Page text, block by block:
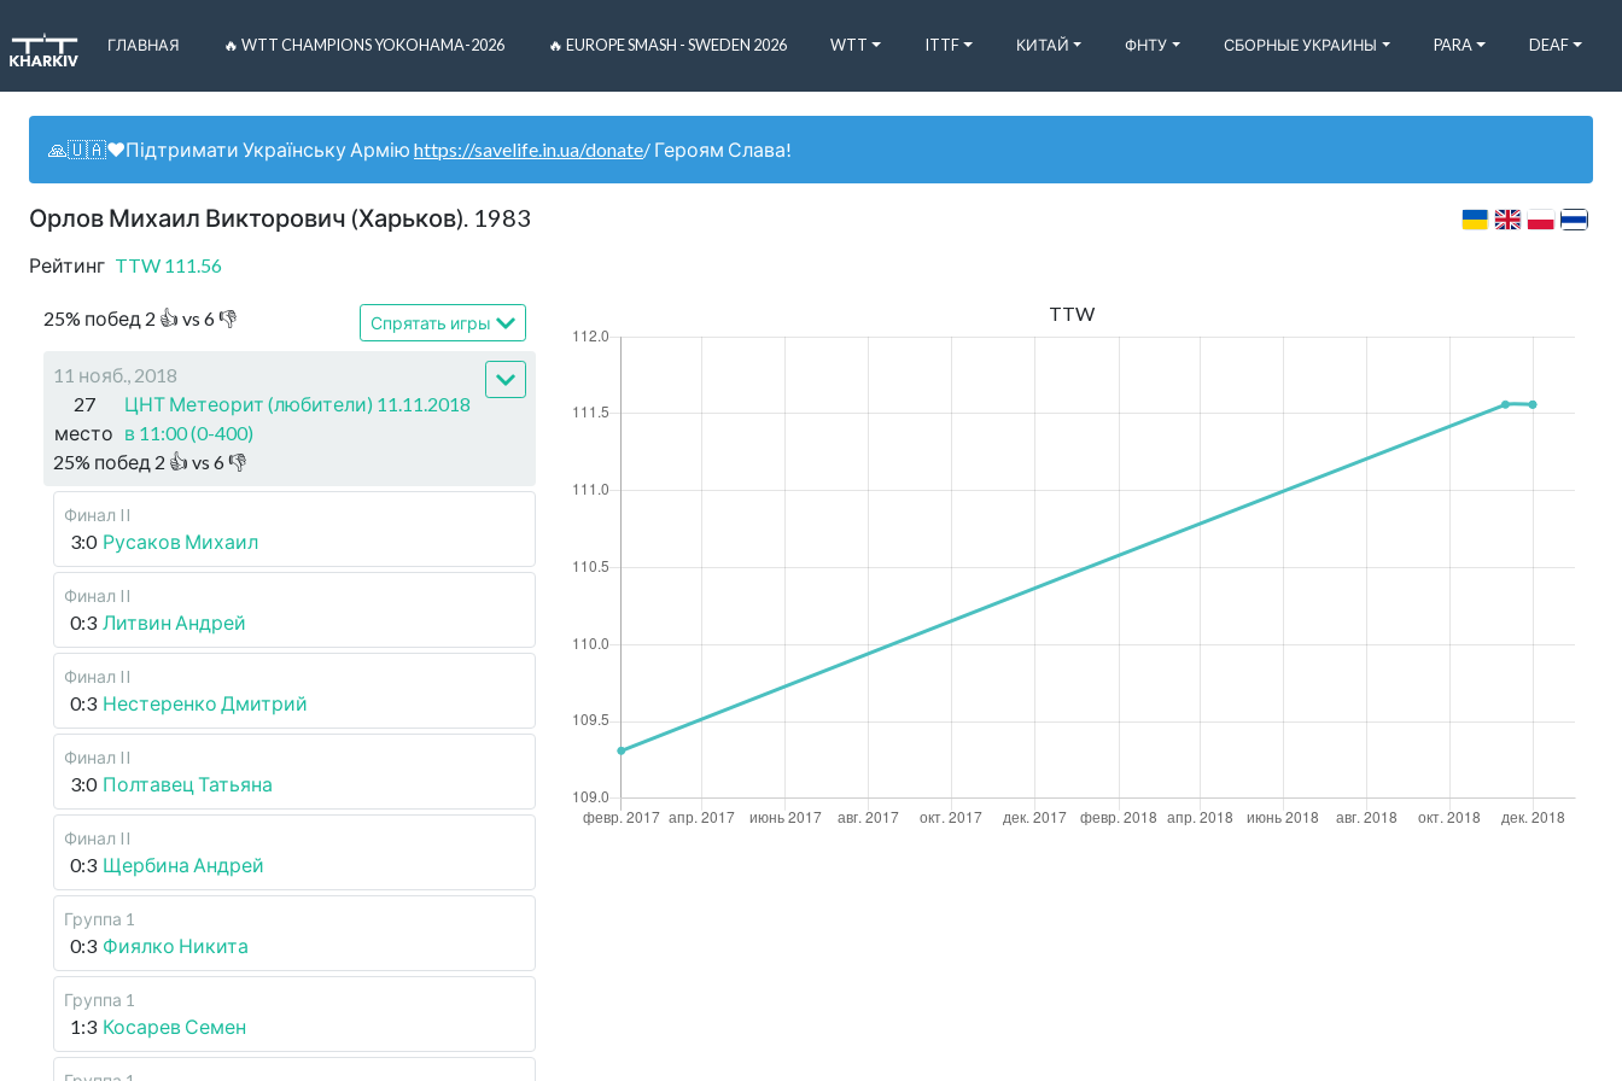
ГЛАВНАЯ 🔥 WTT CHAMPIONS YOKOHAMA-2026 🔥 EUROPE SMASH - SWEDEN 2026 WTT ITTF КИТАЙ ФНТУ СБОРНЫЕ УКРАИНЫ PARA DEAF
🙏🇺🇦❤️Підтримати Українську Армію https://savelife.in.ua/donate/ Героям Слава!
Орлов Михаил Викторович (Харьков). 1983
Рейтинг TTW 111.56
25% побед 2 👍 vs 6👎 Спрятать игры
11 нояб., 2018
27
место
ЦНТ Метеорит (любители) 11.11.2018
в 11:00 (0-400)
25% побед 2 👍 vs 6👎
Финал II
3:0 Русаков Михаил
Финал II
0:3 Литвин Андрей
Финал II
0:3 Нестеренко Дмитрий
Финал II
3:0 Полтавец Татьяна
Финал II
0:3 Щербина Андрей
Группа 1
0:3 Фиялко Никита
Группа 1
1:3 Косарев Семен
TTW